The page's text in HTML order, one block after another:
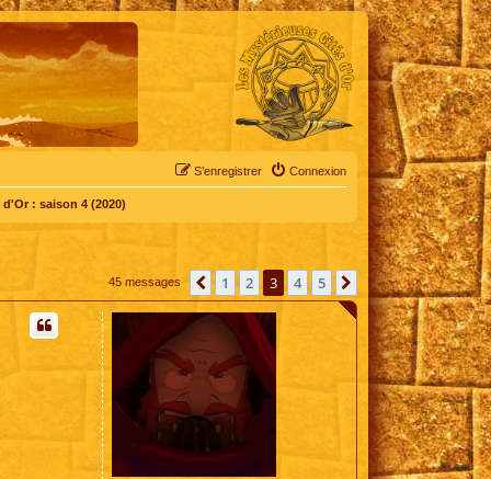
Connexion
S’enregistrer
: saison 4 (2020)
45 messages Précédente
1 2 3 4 5 Suivante